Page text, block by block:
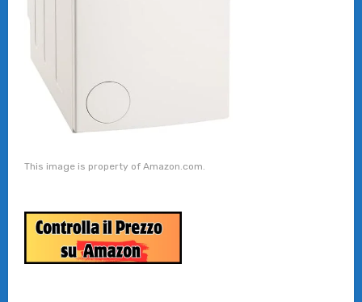
This image is property of Amazon.com.